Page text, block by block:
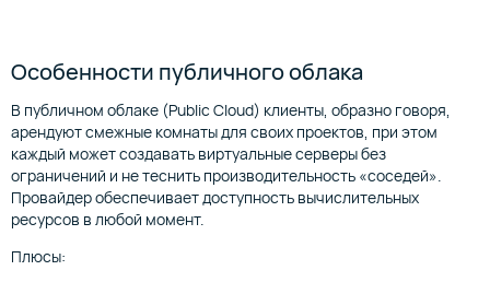
Особенности публичного облака
В публичном облаке (Public Cloud) клиенты, образно говоря,
арендуют смежные комнаты для своих проектов, при этом
каждый может создавать виртуальные серверы без
ограничений и не теснить производительность «соседей».
Провайдер обеспечивает доступность вычислительных
ресурсов в любой момент.
Плюсы: